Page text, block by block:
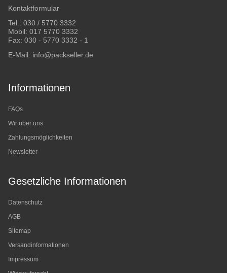
Kontaktformular
Tel.: 030 / 5770 3332
Mobil: 017 5770 3332
Fax: 030 - 5770 3332 - 1
E-Mail: info@packseller.de
Informationen
FAQs
Wir über uns
Zahlungsmöglichkeiten
Newsletter
Gesetzliche Informationen
Datenschutz
AGB
Sitemap
Versandinformationen
Impressum